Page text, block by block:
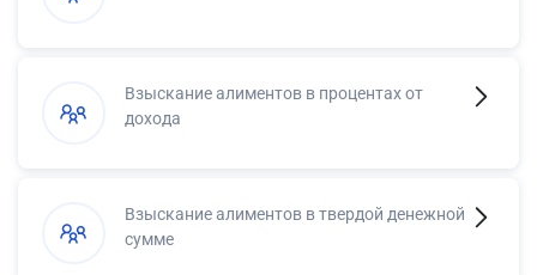
Взыскание алиментов в процентах от
дохода
Взыскание алиментов в твердой денежной
сумме